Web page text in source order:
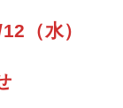
（水）